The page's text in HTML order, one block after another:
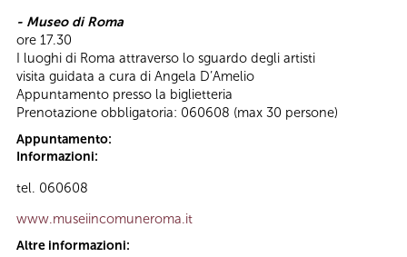
- Museo di Roma
ore 17.30
I luoghi di Roma attraverso lo sguardo degli artisti
visita guidata a cura di Angela D’Amelio
Appuntamento presso la biglietteria
Prenotazione obbligatoria: 060608 (max 30 persone)
Appuntamento:
Informazioni:
tel. 060608
www.museiincomuneroma.it
Altre informazioni: